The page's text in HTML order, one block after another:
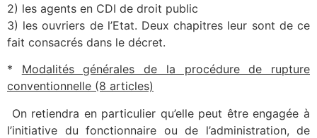
2) les agents en CDI de droit public
3) les ouvriers de l’Etat. Deux chapitres leur sont de ce
fait consacrés dans le décret.
* Modalités générales de la procédure de rupture
conventionnelle (8 articles)
On retiendra en particulier qu’elle peut être engagée à
l’initiative du fonctionnaire ou de l’administration, de